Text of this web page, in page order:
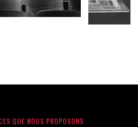
QUE NOUS PROPOSONS